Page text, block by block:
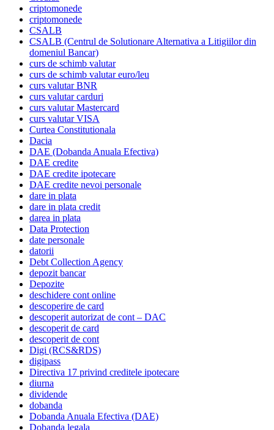
criptomonede
criptomonede
CSALB
CSALB (Centrul de Solutionare Alternativa a Litigiilor din
domeniul Bancar)
curs de schimb valutar
curs de schimb valutar euro/leu
curs valutar BNR
curs valutar carduri
curs valutar Mastercard
curs valutar VISA
Curtea Constitutionala
Dacia
DAE (Dobanda Anuala Efectiva)
DAE credite
DAE credite ipotecare
DAE credite nevoi personale
dare in plata
dare in plata credit
darea in plata
Data Protection
date personale
datorii
Debt Collection Agency
depozit bancar
Depozite
deschidere cont online
descoperire de card
descoperit autorizat de cont – DAC
descoperit de card
descoperit de cont
Digi (RCS&RDS)
digipass
Directiva 17 privind creditele ipotecare
diurna
dividende
dobanda
Dobanda Anuala Efectiva (DAE)
Dobanda legala